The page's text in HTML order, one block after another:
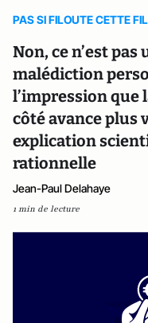
PAS SI FILOUTE CETTE
Non, ce n’est pas
malédiction
l’impression que
côté avance plus
explication
rationnelle
Jean-Paul Delahaye
1 min de lecture